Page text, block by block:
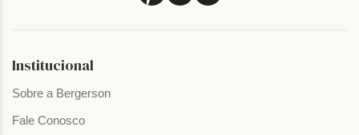
Institucional
Sobre a Bergerson
Fale Conosco